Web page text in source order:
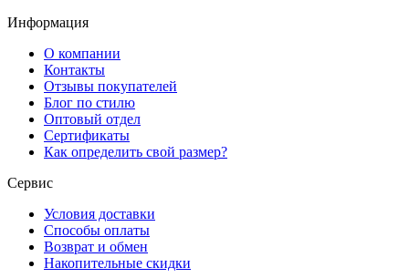
Информация
О компании
Контакты
Отзывы покупателей
Блог по стилю
Оптовый отдел
Сертификаты
Как определить свой размер?
Сервис
Условия доставки
Способы оплаты
Возврат и обмен
Накопительные скидки